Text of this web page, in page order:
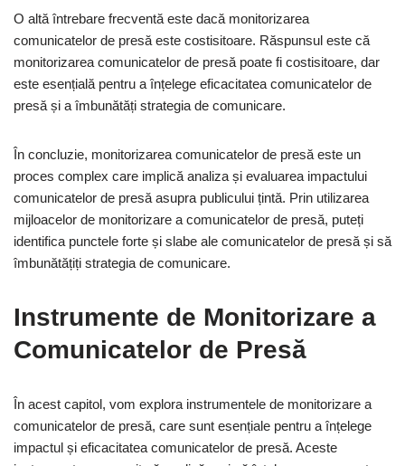
O altă întrebare frecventă este dacă monitorizarea
comunicatelor de presă este costisitoare. Răspunsul este că
monitorizarea comunicatelor de presă poate fi costisitoare, dar
este esențială pentru a înțelege eficacitatea comunicatelor de
presă și a îmbunătăți strategia de comunicare.
În concluzie, monitorizarea comunicatelor de presă este un
proces complex care implică analiza și evaluarea impactului
comunicatelor de presă asupra publicului țintă. Prin utilizarea
mijloacelor de monitorizare a comunicatelor de presă, puteți
identifica punctele forte și slabe ale comunicatelor de presă și să
îmbunătățiți strategia de comunicare.
Instrumente de Monitorizare a
Comunicatelor de Presă
În acest capitol, vom explora instrumentele de monitorizare a
comunicatelor de presă, care sunt esențiale pentru a înțelege
impactul și eficacitatea comunicatelor de presă. Aceste